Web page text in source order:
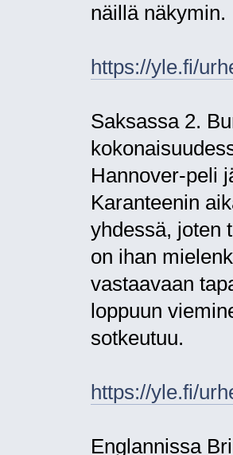
näillä näkymin.
https://yle.fi/
Saksassa 2.
Hannover-peli
Karanteenin
yhdessä, joten
on ihan
vastaavaan
loppuun
sotkeutuu.
https://yle.fi/
Englannissa